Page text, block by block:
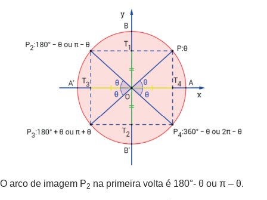
O arco de imagem P2 na primeira volta é 180°- θ ou π – θ.